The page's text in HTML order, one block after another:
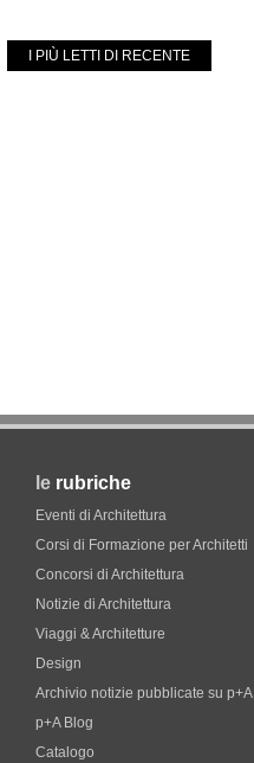
I PIÙ LETTI DI RECENTE
le rubriche
Eventi di Architettura
Corsi di Formazione per Architetti
Concorsi di Architettura
Notizie di Architettura
Viaggi & Architetture
Design
Archivio notizie pubblicate su p+A
p+A Blog
Catalogo